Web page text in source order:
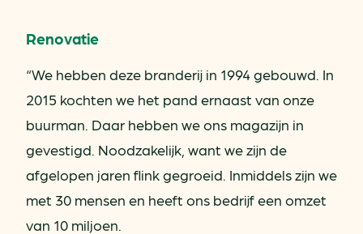
Renovatie
“We hebben deze branderij in 1994 gebouwd. In
2015 kochten we het pand ernaast van onze
buurman. Daar hebben we ons magazijn in
gevestigd. Noodzakelijk, want we zijn de
afgelopen jaren flink gegroeid. Inmiddels zijn we
met 30 mensen en heeft ons bedrijf een omzet
van 10 miljoen.